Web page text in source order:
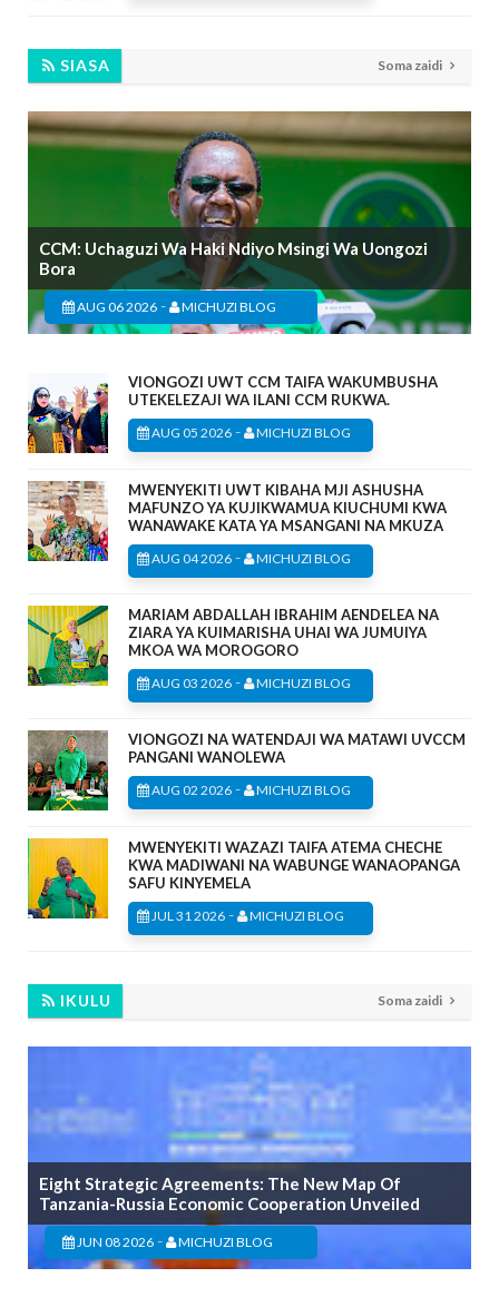
SIASA Soma zaidi
CCM: Uchaguzi Wa Haki Ndiyo Msingi Wa Uongozi
Bora
AUG 06 2026 - MICHUZI BLOG
VIONGOZI UWT CCM TAIFA WAKUMBUSHA
UTEKELEZAJI WA ILANI CCM RUKWA.
AUG 05 2026 - MICHUZI BLOG
MWENYEKITI UWT KIBAHA MJI ASHUSHA
MAFUNZO YA KUJIKWAMUA KIUCHUMI KWA
WANAWAKE KATA YA MSANGANI NA MKUZA
AUG 04 2026 - MICHUZI BLOG
MARIAM ABDALLAH IBRAHIM AENDELEA NA
ZIARA YA KUIMARISHA UHAI WA JUMUIYA
MKOA WA MOROGORO
AUG 03 2026 - MICHUZI BLOG
VIONGOZI NA WATENDAJI WA MATAWI UVCCM
PANGANI WANOLEWA
AUG 02 2026 - MICHUZI BLOG
MWENYEKITI WAZAZI TAIFA ATEMA CHECHE
KWA MADIWANI NA WABUNGE WANAOPANGA
SAFU KINYEMELA
JUL 31 2026 - MICHUZI BLOG
IKULU Soma zaidi
Eight Strategic Agreements: The New Map Of
Tanzania-Russia Economic Cooperation Unveiled
JUN 08 2026 - MICHUZI BLOG